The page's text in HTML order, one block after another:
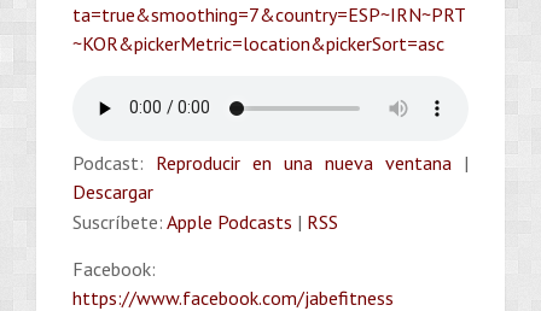
ta=true&smoothing=7&country=ESP~IRN~PRT
~KOR&pickerMetric=location&pickerSort=asc
Podcast: Reproducir en una nueva ventana |
Descargar
Suscríbete: Apple Podcasts | RSS
Facebook:
https://www.facebook.com/jabefitness